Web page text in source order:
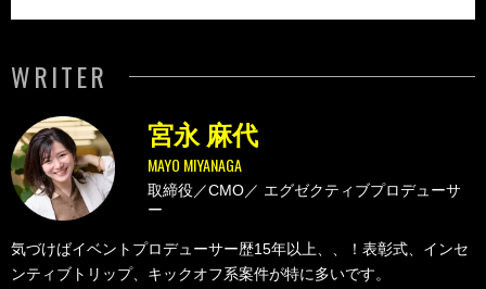
WRITER
MAYO MIYANAGA
宮永 麻代
取締役／CMO／ エグゼクティブプロデューサ
ー
気づけばイベントプロデューサー歴15年以上、、！表彰式、インセ
ンティブトリップ、キックオフ系案件が特に多いです。